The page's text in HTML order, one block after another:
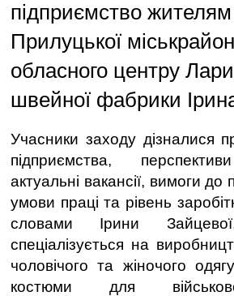
підприємство
Прилуцької
обласного центру
швейної фабрики
Учасники заходу дізналися
підприємства,
актуальні вакансії, вимоги до
умови праці та рівень
словами Ірини
спеціалізується на
чоловічого та жіночого
костюми для